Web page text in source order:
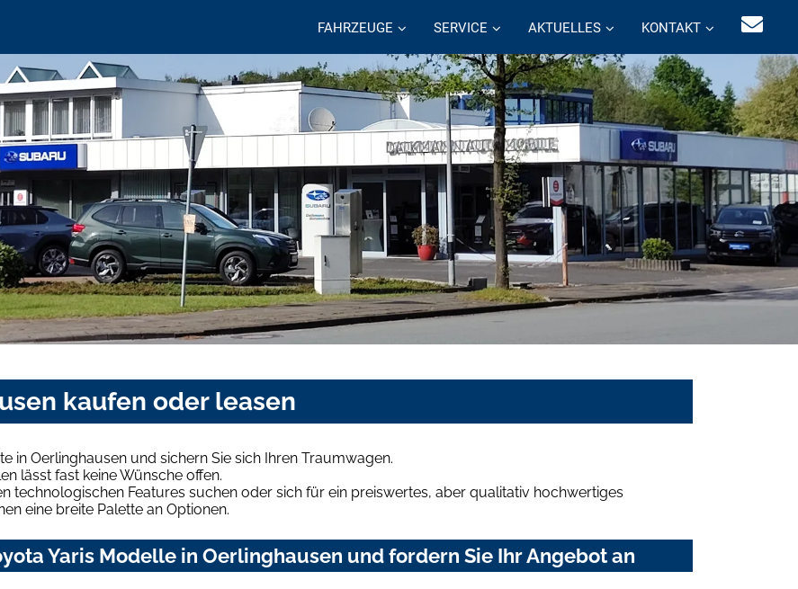
FAHRZEUGE SERVICE AKTUELLES KONTAKT
kaufen oder leasen
in Oerlinghausen und sichern Sie sich Ihren Traumwagen.
lässt fast keine Wünsche offen.
technologischen Features suchen oder sich für ein preiswertes, aber qualitativ hochwertiges
eine breite Palette an Optionen.
Yaris Modelle in Oerlinghausen und fordern Sie Ihr Angebot an